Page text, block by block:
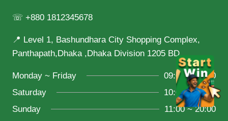
☏ +880 1812345678
📍 Level 1, Bashundhara City Shopping Complex,
Panthapath,Dhaka ,Dhaka Division 1205 BD
Monday ~ Friday
09:00 ~ 21:00
Saturday
10:00 ~ 18:00
Sunday
11:00 ~ 20:00